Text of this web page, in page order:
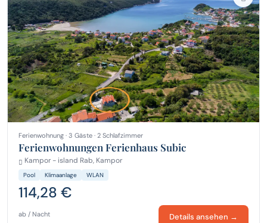
Ferienwohnung · 3 Gäste · 2 Schlafzimmer
Ferienwohnungen Ferienhaus Subic
Kampor - island Rab, Kampor
Pool Klimaanlage WLAN
114,28 €
ab / Nacht Details ansehen →